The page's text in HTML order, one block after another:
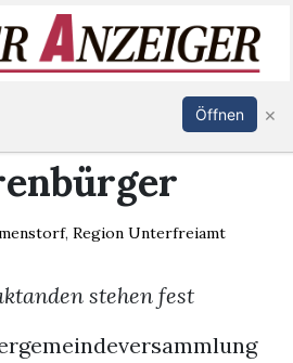
Abonnieren Anmelden
,Region Unterfreiamt
stehen fest
Öffnen ×